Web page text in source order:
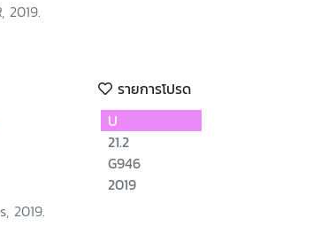
2019.
รายการโปรด
2019.
U
21.2
G946
2019